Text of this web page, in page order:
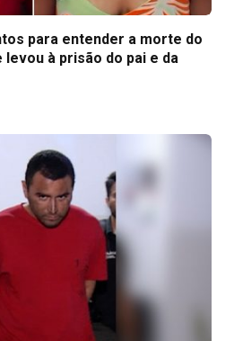
para entender a morte do
levou à prisão do pai e da